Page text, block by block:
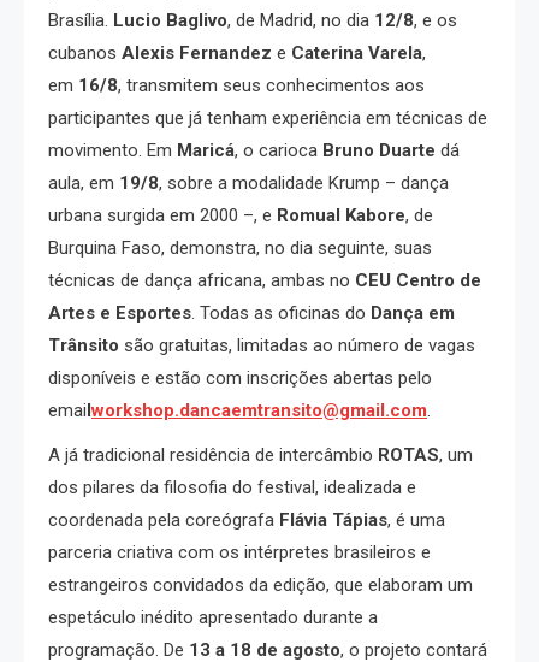
Brasília. Lucio Baglivo, de Madrid, no dia 12/8, e os
cubanos Alexis Fernandez e Caterina Varela,
em 16/8, transmitem seus conhecimentos aos
participantes que já tenham experiência em técnicas de
movimento. Em Maricá, o carioca Bruno Duarte dá
aula, em 19/8, sobre a modalidade Krump – dança
urbana surgida em 2000 –, e Romual Kabore, de
Burquina Faso, demonstra, no dia seguinte, suas
técnicas de dança africana, ambas no CEU Centro de
Artes e Esportes. Todas as oficinas do Dança em
Trânsito são gratuitas, limitadas ao número de vagas
disponíveis e estão com inscrições abertas pelo
emailworkshop.dancaemtransito@gmail.com.
A já tradicional residência de intercâmbio ROTAS, um
dos pilares da filosofia do festival, idealizada e
coordenada pela coreógrafa Flávia Tápias, é uma
parceria criativa com os intérpretes brasileiros e
estrangeiros convidados da edição, que elaboram um
espetáculo inédito apresentado durante a
programação. De 13 a 18 de agosto, o projeto contará